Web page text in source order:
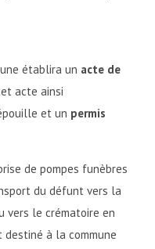
établira un acte de
acte ainsi
et un permis
de pompes funèbres
du défunt vers la
vers le crématoire en
destiné à la commune